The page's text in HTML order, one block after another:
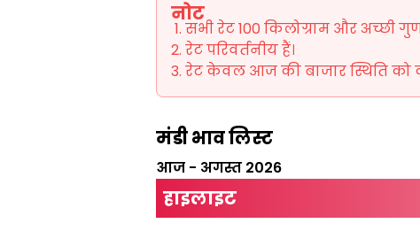
नोट
सभी रेट 100 किलोग्राम और अच्छी
रेट परिवर्तनीय हैं।
रेट केवल आज की बाजार स्थिति को
मंडी भाव लिस्ट
आज - अगस्त 2026
हाइलाइट